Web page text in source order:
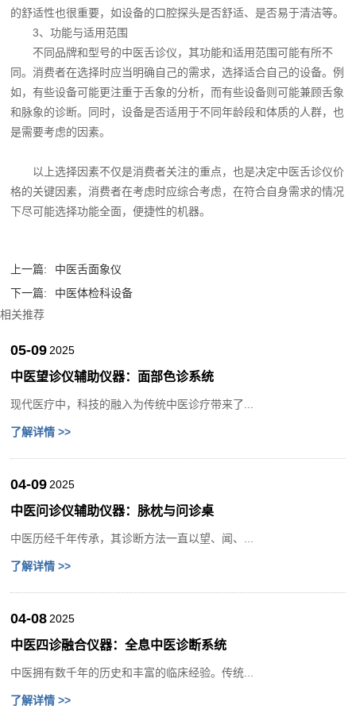
的舒适性也很重要，如设备的口腔探头是否舒适、是否易于清洁等。
3、功能与适用范围
不同品牌和型号的中医舌诊仪，其功能和适用范围可能有所不
同。消费者在选择时应当明确自己的需求，选择适合自己的设备。例
如，有些设备可能更注重于舌象的分析，而有些设备则可能兼顾舌象
和脉象的诊断。同时，设备是否适用于不同年龄段和体质的人群，也
是需要考虑的因素。
以上选择因素不仅是消费者关注的重点，也是决定中医舌诊仪价
格的关键因素，消费者在考虑时应综合考虑，在符合自身需求的情况
下尽可能选择功能全面，便捷性的机器。‍
上一篇:
中医舌面象仪
下一篇:
中医体检科设备
相关推荐
05-09 2025
中医望诊仪辅助仪器：面部色诊系统
现代医疗中，科技的融入为传统中医诊疗带来了...
了解详情 >>
04-09 2025
中医问诊仪辅助仪器：脉枕与问诊桌
中医历经千年传承，其诊断方法一直以望、闻、...
了解详情 >>
04-08 2025
中医四诊融合仪器：全息中医诊断系统
中医拥有数千年的历史和丰富的临床经验。传统...
了解详情 >>